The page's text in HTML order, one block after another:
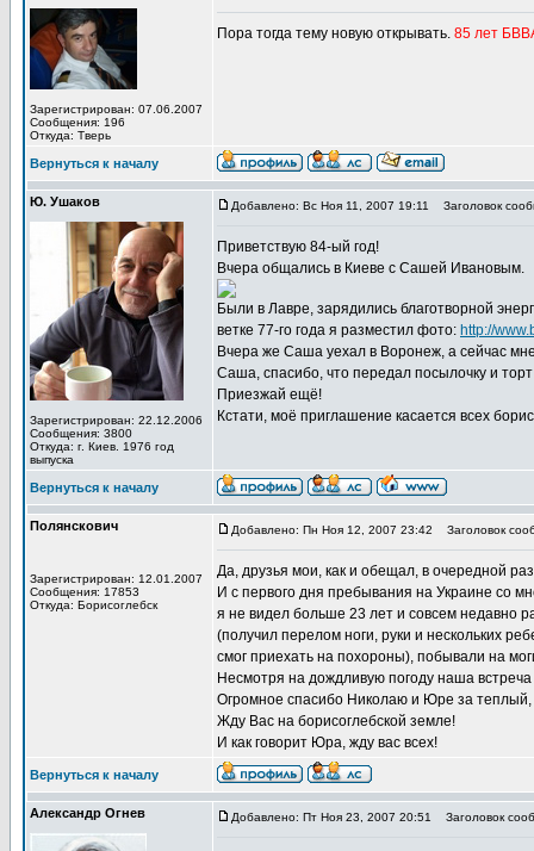
Зарегистрирован: 07.06.2007
Сообщения: 196
Откуда: Тверь
Пора тогда тему новую открывать. 85 лет
Вернуться к началу
Ю. Ушаков
Зарегистрирован: 22.12.2006
Сообщения: 3800
Откуда: г. Киев. 1976 год
выпуска
Добавлено: Вс Ноя 11, 2007 19:11 Заголовок
Приветствую 84-ый год!
Вчера общались в Киеве с Сашей Ивановым.
Были в Лавре, зарядились благотворной
ветке 77-го года я разместил фото: http://
Вчера же Саша уехал в Воронеж, а сейчас
Саша, спасибо, что передал посылочку и
Приезжай ещё!
Кстати, моё приглашение касается всех
Вернуться к началу
Полянскович
Зарегистрирован: 12.01.2007
Сообщения: 17853
Откуда: Борисоглебск
Добавлено: Пн Ноя 12, 2007 23:42 Заголовок
Да, друзья мои, как и обещал, в очередной
И с первого дня пребывания на Украине со
я не видел больше 23 лет и совсем недавно
(получил перелом ноги, руки и нескольких
смог приехать на похороны), побывали на
Несмотря на дождливую погоду наша
Огромное спасибо Николаю и Юре за
Жду Вас на борисоглебской земле!
И как говорит Юра, жду вас всех!
Вернуться к началу
Александр Огнев Добавлено: Пт Ноя 23, 2007 20:51 Заголовок